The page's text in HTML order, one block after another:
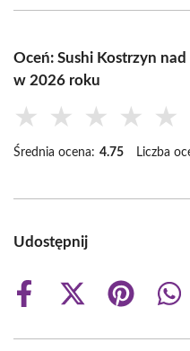
Oceń: Sushi Kostrzyn
w 2026 roku
★ ★ ★ ★ ★
Średnia ocena: 4.75 Liczba
Udostępnij
Share
Share
(Twitter)
Share